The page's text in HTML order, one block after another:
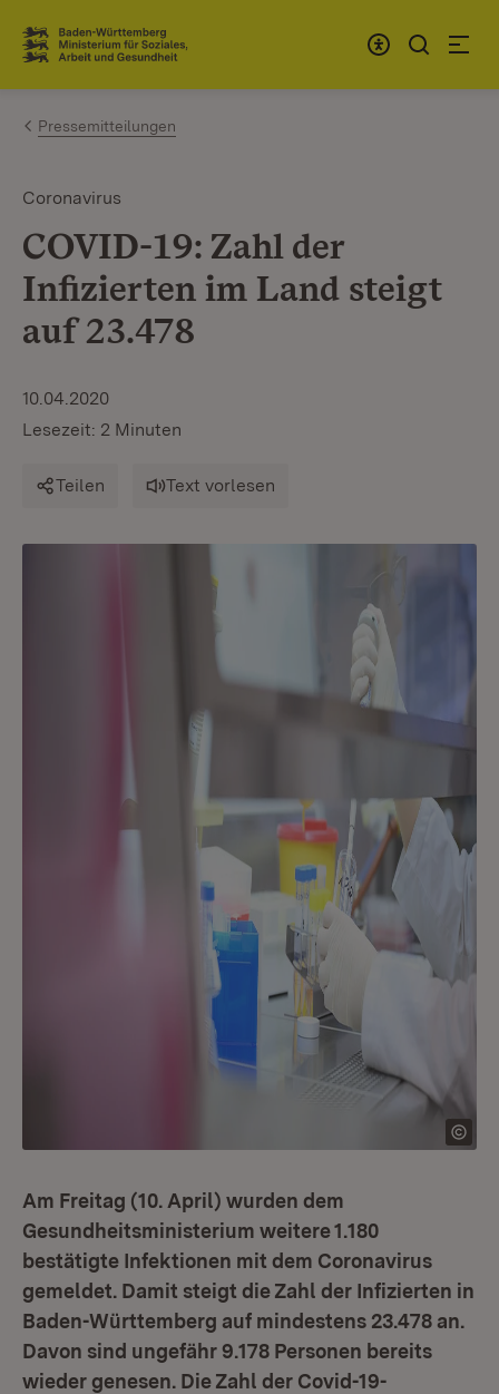
Zum Inhalt springen
Link zur Startseite
Pressemitteilungen
Coronavirus
COVID-19: Zahl der
Infizierten im Land steigt
auf 23.478
10.04.2020
Lesezeit: 2 Minuten
Teilen Text vorlesen
Am Freitag (10. April) wurden dem
Gesundheitsministerium weitere 1.180
bestätigte Infektionen mit dem Coronavirus
gemeldet. Damit steigt die Zahl der Infizierten in
Baden-Württemberg auf mindestens 23.478 an.
Davon sind ungefähr 9.178 Personen bereits
wieder genesen. Die Zahl der Covid-19-